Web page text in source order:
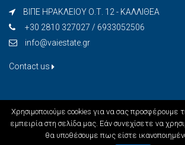
ΒΙΠΕ ΗΡΑΚΛΕΙΟΥ Ο.Τ. 12 - ΚΑΛΛΙΘΕΑ
+30 2810 327027 / 6933052506
info@vaiestate.gr
Contact us
VaiEstate - All rights reserved - Developed
Χρησιμοποιούμε cookies για να σας προσφέρουμε
εμπειρία στη σελίδα μας. Εάν συνεχίσετε να
θα υποθέσουμε πως είστε